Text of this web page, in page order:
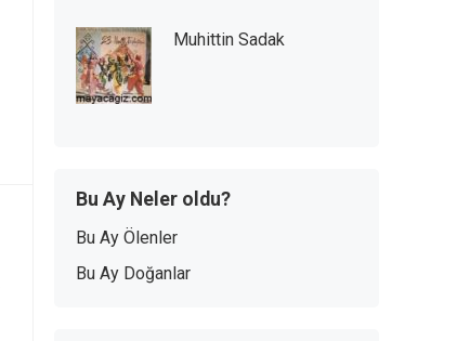
Muhittin Sadak
Bu Ay Neler oldu?
Bu Ay Ölenler
Bu Ay Doğanlar